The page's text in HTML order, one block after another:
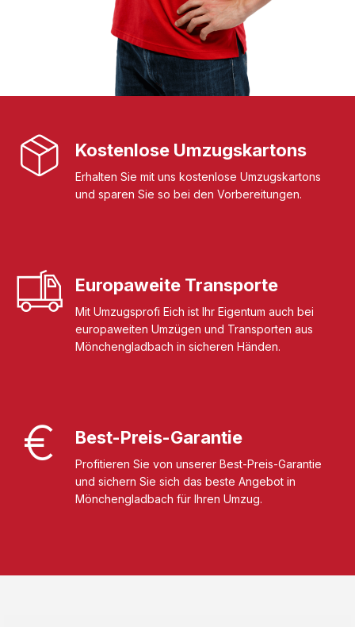
Kostenlose Umzugskartons
Erhalten Sie mit uns kostenlose Umzugskartons
und sparen Sie so bei den Vorbereitungen.
Europaweite Transporte
Mit Umzugsprofi Eich ist Ihr Eigentum auch bei
europaweiten Umzügen und Transporten aus
Mönchengladbach in sicheren Händen.
Best-Preis-Garantie
Profitieren Sie von unserer Best-Preis-Garantie
und sichern Sie sich das beste Angebot in
Mönchengladbach für Ihren Umzug.